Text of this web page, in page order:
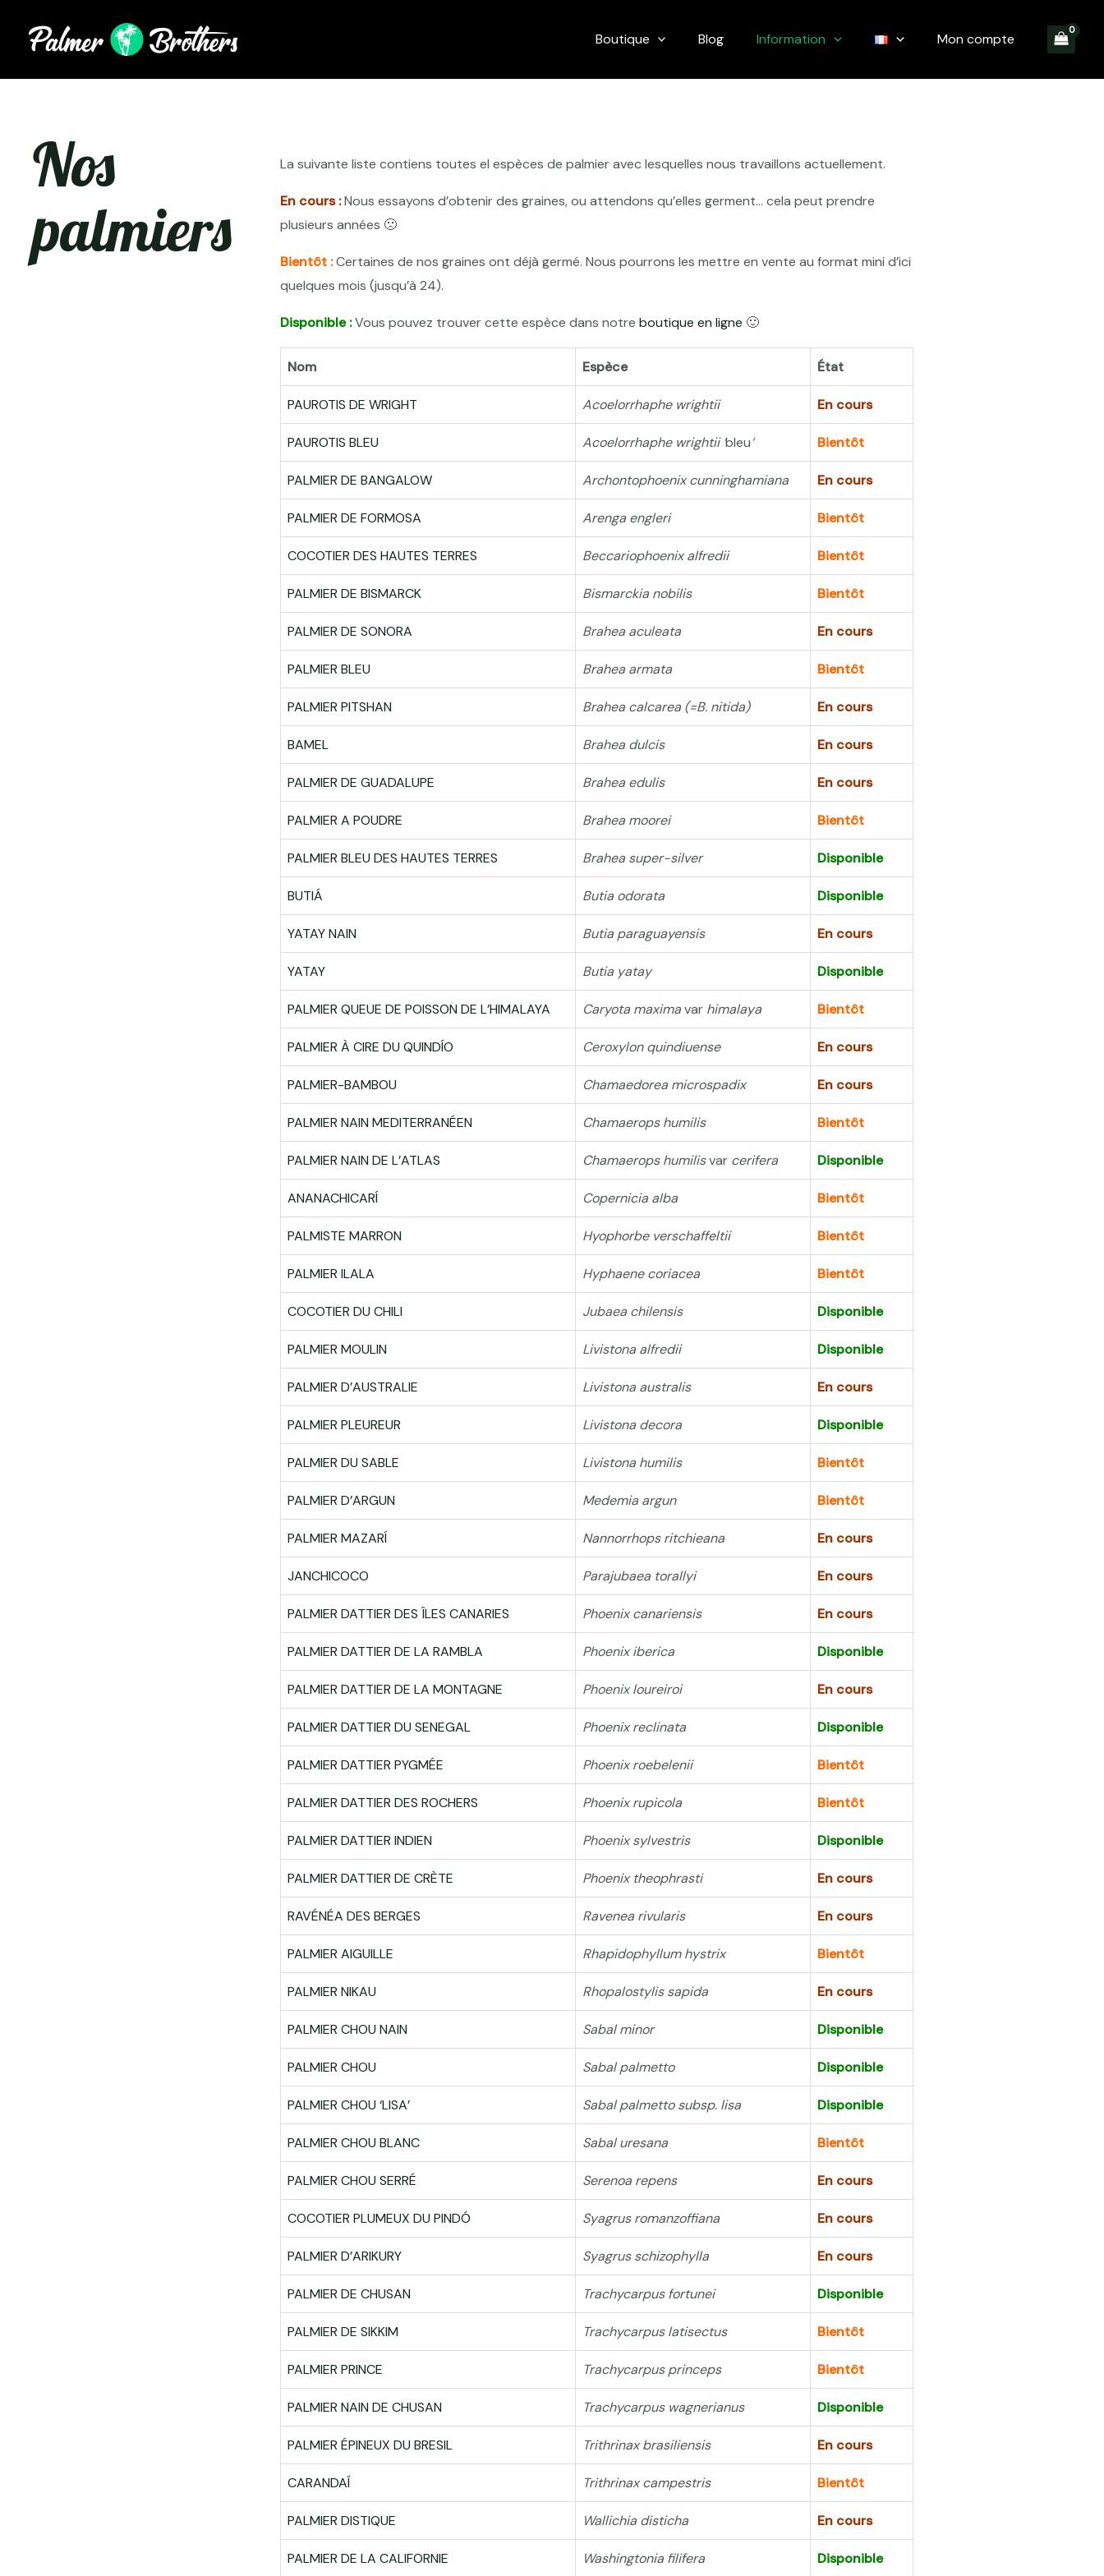
Boutique Blog Information Mon compte
Nos
palmiers
La suivante liste contiens toutes el espèces de palmier avec lesquelles nous travaillons actuellement.
En cours :Nous essayons d’obtenir des graines, ou attendons qu’elles germent… cela peut prendre
plusieurs années 🙁
Bientôt :Certaines de nos graines ont déjà germé. Nous pourrons les mettre en vente au format mini d’ici
quelques mois (jusqu’à 24).
Disponible :Vous pouvez trouver cette espèce dans notre boutique en ligne 🙂
Nom Espèce État
PAUROTIS DE WRIGHT Acoelorrhaphe wrightii En cours
PAUROTIS BLEU Acoelorrhaphe wrightii ‘bleu‘ Bientôt
PALMIER DE BANGALOW Archontophoenix cunninghamiana En cours
PALMIER DE FORMOSA Arenga engleri Bientôt
COCOTIER DES HAUTES TERRES Beccariophoenix alfredii Bientôt
PALMIER DE BISMARCK Bismarckia nobilis Bientôt
PALMIER DE SONORA Brahea aculeata En cours
PALMIER BLEU Brahea armata Bientôt
PALMIER PITSHAN Brahea calcarea (=B. nitida) En cours
BAMEL Brahea dulcis En cours
PALMIER DE GUADALUPE Brahea edulis En cours
PALMIER A POUDRE Brahea moorei Bientôt
PALMIER BLEU DES HAUTES TERRES Brahea super-silver Disponible
BUTIÁ Butia odorata Disponible
YATAY NAIN Butia paraguayensis En cours
YATAY Butia yatay Disponible
PALMIER QUEUE DE POISSON DE L’HIMALAYA Caryota maximavar himalaya Bientôt
PALMIER À CIRE DU QUINDÍO Ceroxylon quindiuense En cours
PALMIER-BAMBOU Chamaedorea microspadix En cours
PALMIER NAIN MEDITERRANÉEN Chamaerops humilis Bientôt
PALMIER NAIN DE L’ATLAS Chamaerops humilisvar cerifera Disponible
ANANACHICARÍ Copernicia alba Bientôt
PALMISTE MARRON Hyophorbe verschaffeltii Bientôt
PALMIER ILALA Hyphaene coriacea Bientôt
COCOTIER DU CHILI Jubaea chilensis Disponible
PALMIER MOULIN Livistona alfredii Disponible
PALMIER D’AUSTRALIE Livistona australis En cours
PALMIER PLEUREUR Livistona decora Disponible
PALMIER DU SABLE Livistona humilis Bientôt
PALMIER D’ARGUN Medemia argun Bientôt
PALMIER MAZARÍ Nannorrhops ritchieana En cours
JANCHICOCO Parajubaea torallyi En cours
PALMIER DATTIER DES ÎLES CANARIES Phoenix canariensis En cours
PALMIER DATTIER DE LA RAMBLA Phoenix iberica Disponible
PALMIER DATTIER DE LA MONTAGNE Phoenix loureiroi En cours
PALMIER DATTIER DU SENEGAL Phoenix reclinata Disponible
PALMIER DATTIER PYGMÉE Phoenix roebelenii Bientôt
PALMIER DATTIER DES ROCHERS Phoenix rupicola Bientôt
PALMIER DATTIER INDIEN Phoenix sylvestris Disponible
PALMIER DATTIER DE CRÈTE Phoenix theophrasti En cours
RAVÉNÉA DES BERGES Ravenea rivularis En cours
PALMIER AIGUILLE Rhapidophyllum hystrix Bientôt
PALMIER NIKAU Rhopalostylis sapida En cours
PALMIER CHOU NAIN Sabal minor Disponible
PALMIER CHOU Sabal palmetto Disponible
PALMIER CHOU ‘LISA’ Sabal palmetto subsp. lisa Disponible
PALMIER CHOU BLANC Sabal uresana Bientôt
PALMIER CHOU SERRÉ Serenoa repens En cours
COCOTIER PLUMEUX DU PINDÓ Syagrus romanzoffiana En cours
PALMIER D’ARIKURY Syagrus schizophylla En cours
PALMIER DE CHUSAN Trachycarpus fortunei Disponible
PALMIER DE SIKKIM Trachycarpus latisectus Bientôt
PALMIER PRINCE Trachycarpus princeps Bientôt
PALMIER NAIN DE CHUSAN Trachycarpus wagnerianus Disponible
PALMIER ÉPINEUX DU BRESIL Trithrinax brasiliensis En cours
CARANDAÍ Trithrinax campestris Bientôt
PALMIER DISTIQUE Wallichia disticha En cours
PALMIER DE LA CALIFORNIE Washingtonia filifera Disponible